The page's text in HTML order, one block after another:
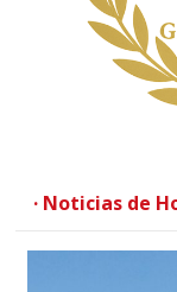
· Noticias de